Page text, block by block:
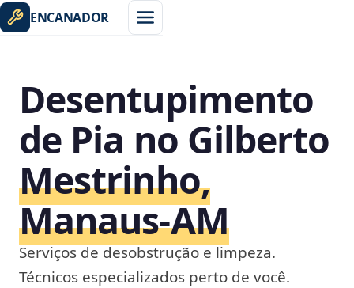
ENCANADOR
Desentupimento
de Pia no Gilberto
Mestrinho,
Manaus‑AM
Serviços de desobstrução e limpeza.
Técnicos especializados perto de você.